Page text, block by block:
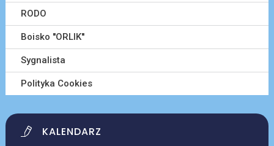
RODO
Boisko ''ORLIK''
Sygnalista
Polityka Cookies
KALENDARZ